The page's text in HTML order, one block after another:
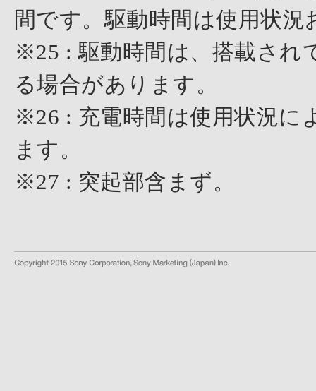
間です。駆動時間は使用状
※25 : 駆動時間は、搭載され
る場合があります。
※26 : 充電時間は使用状況に
ます。
※27 : 突起部含まず。